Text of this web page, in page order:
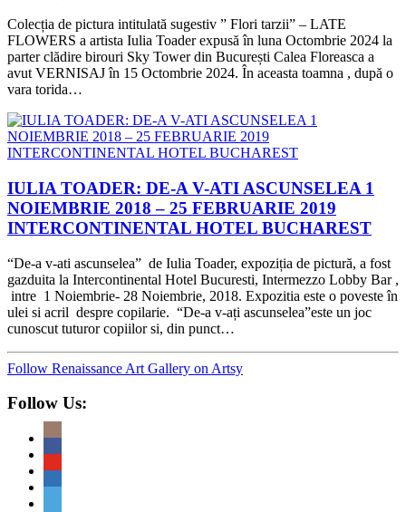
Colecția de pictura intitulată sugestiv ” Flori tarzii” – LATE
FLOWERS a artista Iulia Toader expusă în luna Octombrie 2024 la
parter clădire birouri Sky Tower din București Calea Floreasca a
avut VERNISAJ în 15 Octombrie 2024. În aceasta toamna , după o
vara torida…
IULIA TOADER: DE-A V-ATI ASCUNSELEA 1
NOIEMBRIE 2018 – 25 FEBRUARIE 2019
INTERCONTINENTAL HOTEL BUCHAREST
“De-a v-ati ascunselea” de Iulia Toader, expoziția de pictură, a fost
gazduita la Intercontinental Hotel Bucuresti, Intermezzo Lobby Bar ,
intre 1 Noiembrie- 28 Noiembrie, 2018. Expozitia este o poveste în
ulei si acril despre copilarie. “De-a v-ați ascunselea”este un joc
cunoscut tuturor copiilor si, din punct…
Follow Renaissance Art Gallery on Artsy
Follow Us: